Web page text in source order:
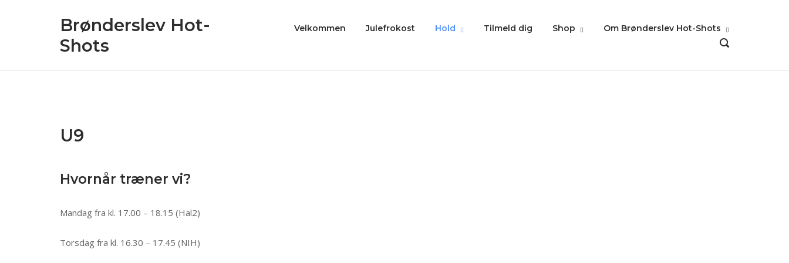
Brønderslev Hot-
Shots
Velkommen Julefrokost Hold Tilmeld dig Shop
Om Brønderslev Hot-Shots
OPEN
U9
Hvornår træner vi?
Mandag fra kl. 17.00 – 18.15 (Hal2)
Torsdag fra kl. 16.30 – 17.45 (NIH)